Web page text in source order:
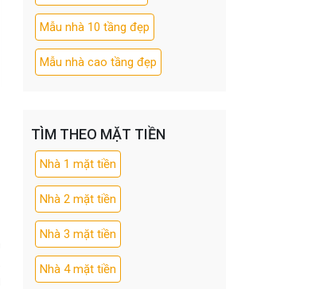
Mẫu nhà 10 tầng đẹp
Mẫu nhà cao tầng đẹp
TÌM THEO MẶT TIỀN
Nhà 1 mặt tiền
Nhà 2 mặt tiền
Nhà 3 mặt tiền
Nhà 4 mặt tiền